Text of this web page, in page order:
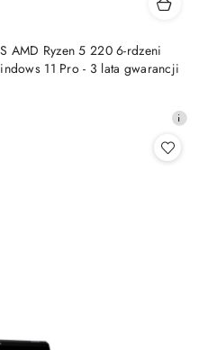
AMD Ryzen 5 220 6-rdzeni
11 Pro - 3 lata gwarancji